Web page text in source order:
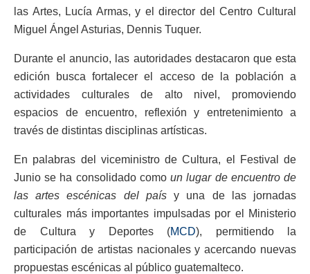
las Artes, Lucía Armas, y el director del Centro Cultural
Miguel Ángel Asturias, Dennis Tuquer.
Durante el anuncio, las autoridades destacaron que esta
edición busca fortalecer el acceso de la población a
actividades culturales de alto nivel, promoviendo
espacios de encuentro, reflexión y entretenimiento a
través de distintas disciplinas artísticas.
En palabras del viceministro de Cultura, el Festival de
Junio se ha consolidado comoun lugar de encuentro de
las artes
escénicas del paísy una de las jornadas
culturales más importantes impulsadas por el Ministerio
de Cultura y Deportes (MCD), permitiendo la
participación de artistas nacionales y acercando nuevas
propuestas escénicas al público guatemalteco.